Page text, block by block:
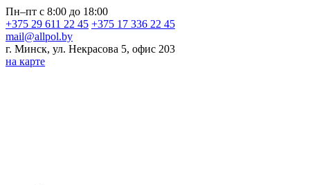
Пн–пт с 8:00 до 18:00
+375 29 611 22 45 +375 17 336 22 45
mail@allpol.by
г. Минск, ул. Некрасова 5, офис 203
на карте